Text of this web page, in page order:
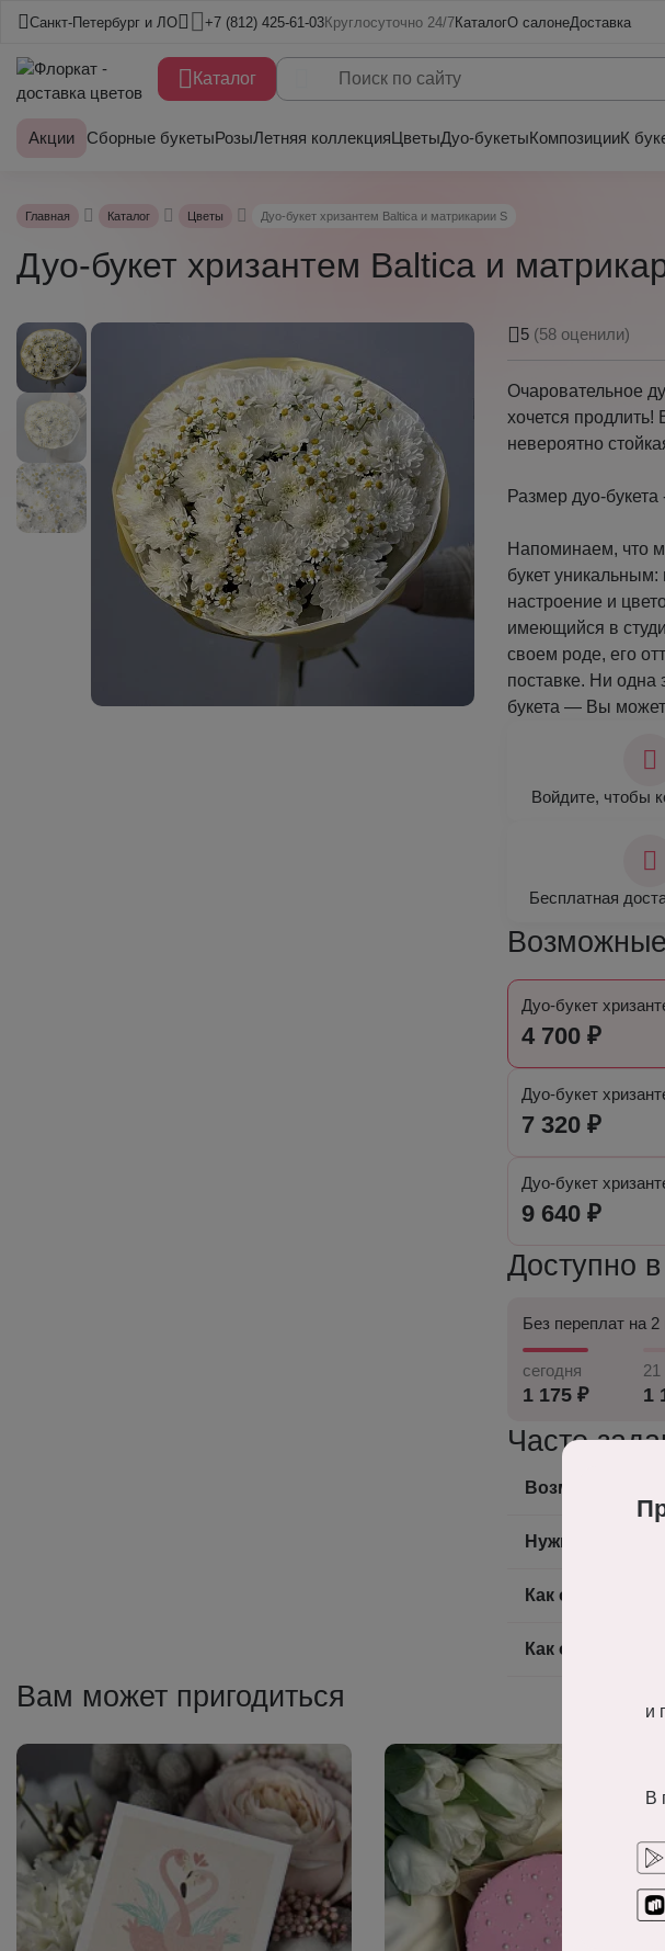
Санкт-Петербург и ЛО +7 (812) 425-61-03Круглосуточно 24/7КаталогО салонеДоставка
Каталог
Акции Сборные букетыРозыЛетняя коллекцияЦветыДуо-букетыКомпозицииК
Главная Каталог Цветы Дуо-букет хризантем Baltica и матрикарии S
Дуо-букет хризантем Baltica и
5 (58 оценили)
Очаровательное
хочется
невероятно
Размер дуо-
Напоминаем, что
букет
настроение и
имеющийся в
своем роде, его
поставке. Ни одна
букета — Вы
Войдите, чтобы
Бесплатная
Дуо-букет
4 700 ₽
Дуо-букет
7 320 ₽
Дуо-букет
9 640 ₽
Доступно
Без переплат на
сегодня
1 175 ₽
21
1
Часто
Возможно ли
Нужно ли
Как оплатить
Как оформить
Вам может пригодиться и
В